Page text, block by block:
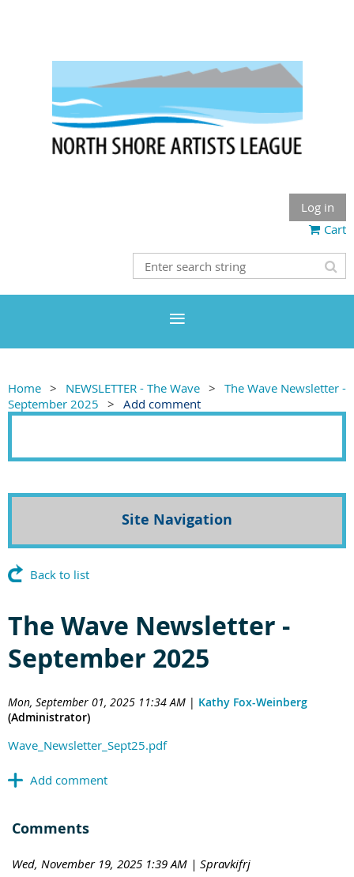
Log in
Cart
Home NEWSLETTER - The Wave
The Wave Newsletter -
September 2025
Add comment
Site Navigation
Back to list
The Wave Newsletter -
September 2025
Mon, September 01, 2025 11:34 AM | Kathy Fox-Weinberg
(Administrator)
Wave_Newsletter_Sept25.pdf
Comments
Wed, November 19, 2025 1:39 AM | Spravkifrj